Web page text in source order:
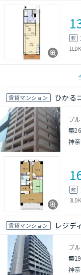
敷
1LDK
賃貸マンション ひかる
ブ
築
神
敷
3LDK
賃貸マンション レジデ
ブ
築
神